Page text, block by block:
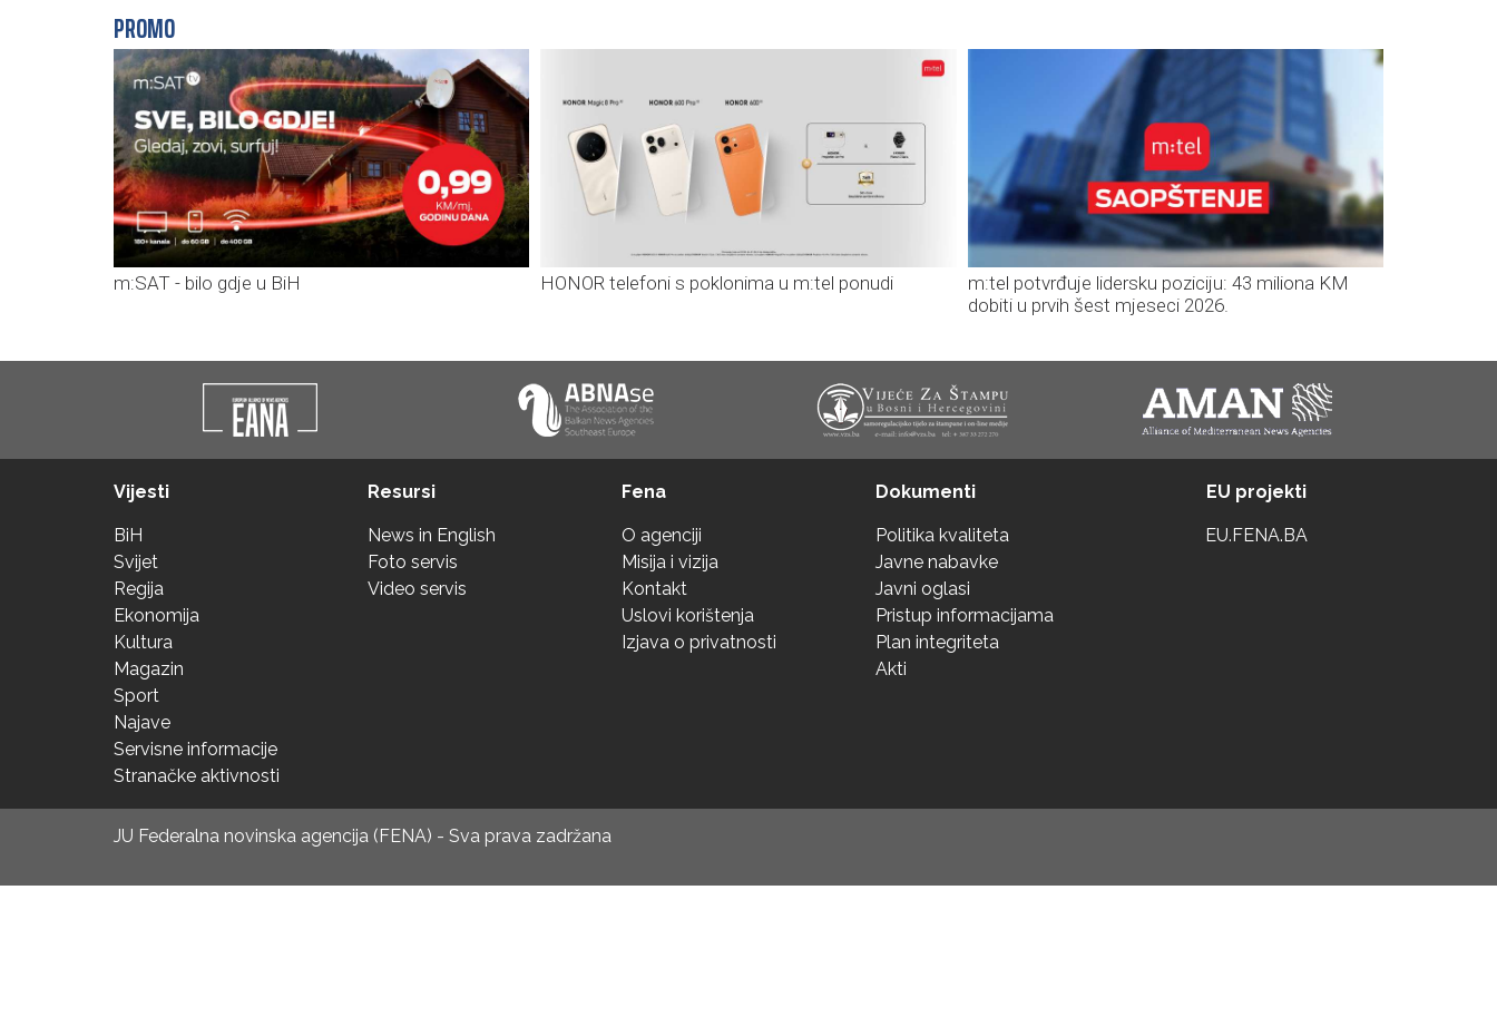
PROMO
m:SAT - bilo gdje u BiH HONOR telefoni s poklonima u m:tel ponudi
m:tel potvrđuje lidersku poziciju: 43 miliona KM
dobiti u prvih šest mjeseci 2026.
Vijesti
BiH
Svijet
Regija
Ekonomija
Kultura
Magazin
Sport
Najave
Servisne informacije
Stranačke aktivnosti
Resursi
News in English
Foto servis
Video servis
Fena
O agenciji
Misija i vizija
Kontakt
Uslovi korištenja
Izjava o privatnosti
Dokumenti
Politika kvaliteta
Javne nabavke
Javni oglasi
Pristup informacijama
Plan integriteta
Akti
EU projekti
EU.FENA.BA
JU Federalna novinska agencija (FENA) - Sva prava zadržana